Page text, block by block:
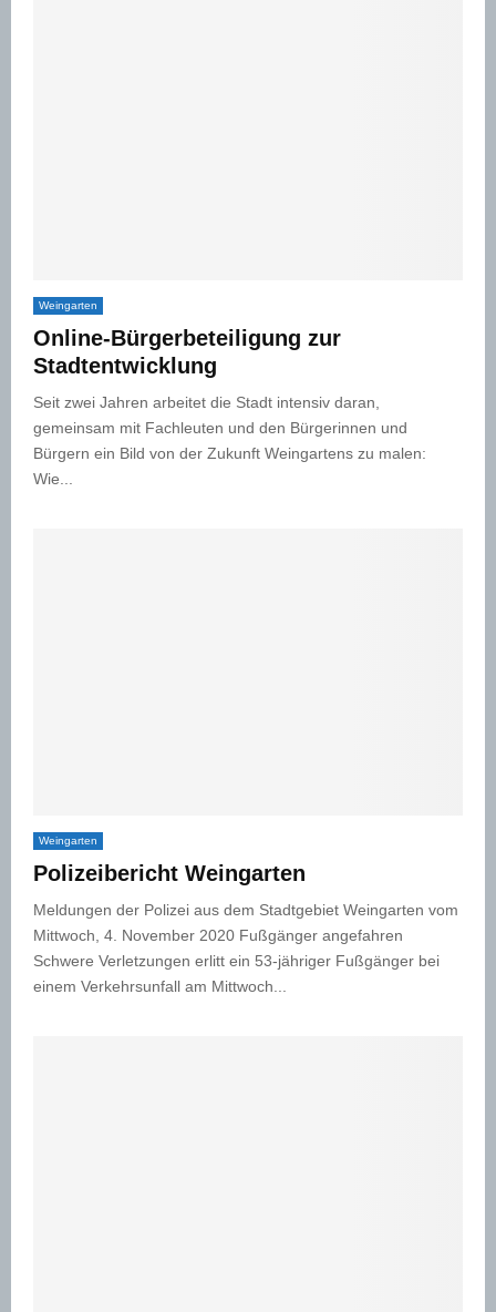
Weingarten
Online-Bürgerbeteiligung zur
Stadtentwicklung
Seit zwei Jahren arbeitet die Stadt intensiv daran,
gemeinsam mit Fachleuten und den Bürgerinnen und
Bürgern ein Bild von der Zukunft Weingartens zu malen:
Wie...
Weingarten
Polizeibericht Weingarten
Meldungen der Polizei aus dem Stadtgebiet Weingarten vom
Mittwoch, 4. November 2020 Fußgänger angefahren
Schwere Verletzungen erlitt ein 53-jähriger Fußgänger bei
einem Verkehrsunfall am Mittwoch...